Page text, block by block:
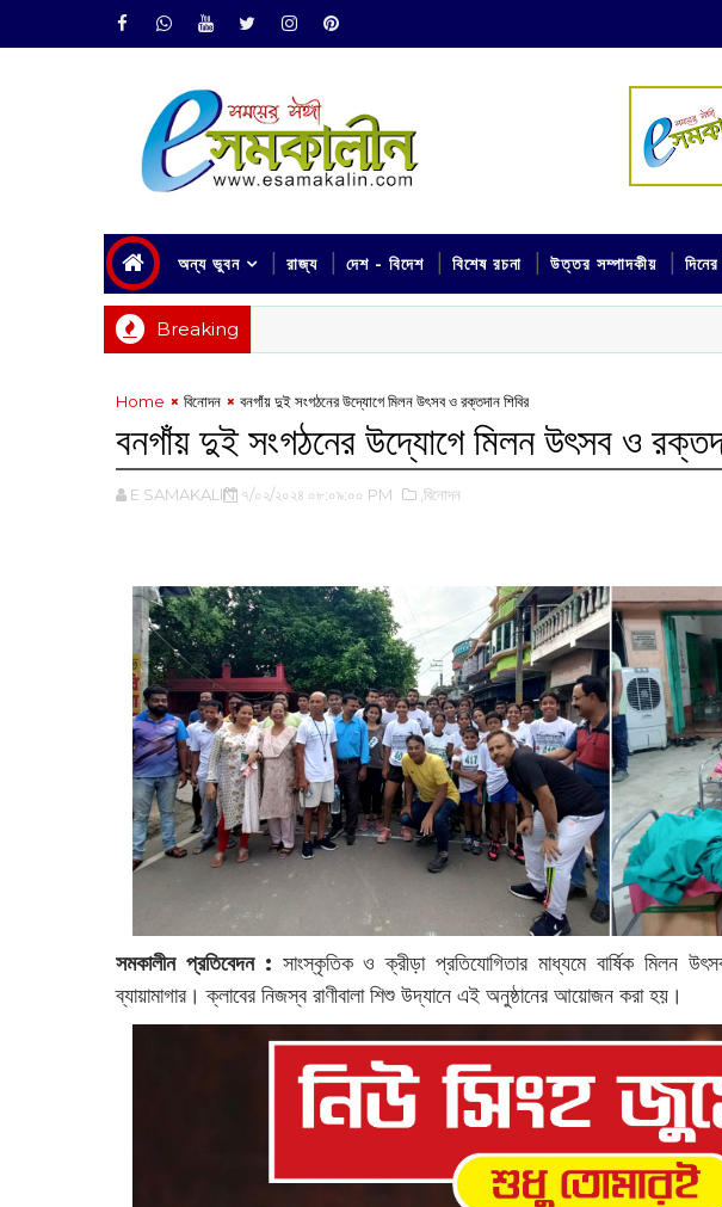
অন্য ভুবন রাজ্য দেশ - বিদেশ বিশেষ রচনা উত্তর সম্পাদকীয়
Breaking
Home বিনোদন বনগাঁয় দুই সংগঠনের উদ্যোগে মিলন উৎসব ও রক্তদান শিবির
বনগাঁয় দুই সংগঠনের উদ্যোগে মিলন উৎসব ও
E SAMAKALIN ৭/০২/২০২৪ ০৮:০৯:০০ PM ,বিনোদন
সমকালীন প্রতিবেদন : ‌সাংস্কৃতিক ও ক্রীড়া প্রতিযোগিতার মাধ্যমে বার্ষিক মিলন
ব্যায়ামাগার। ক্লাবের নিজস্ব রাণীবালা শিশু উদ্যানে এই অনুষ্ঠানের আয়োজন করা হয়।